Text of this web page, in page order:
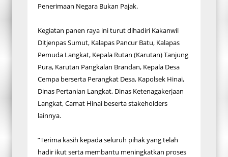
Penerimaan Negara Bukan Pajak.
Kegiatan panen raya ini turut dihadiri Kakanwil
Ditjenpas Sumut, Kalapas Pancur Batu, Kalapas
Pemuda Langkat, Kepala Rutan (Karutan) Tanjung
Pura, Karutan Pangkalan Brandan, Kepala Desa
Cempa berserta Perangkat Desa, Kapolsek Hinai,
Dinas Pertanian Langkat, Dinas Ketenagakerjaan
Langkat, Camat Hinai beserta stakeholders
lainnya.
”Terima kasih kepada seluruh pihak yang telah
hadir ikut serta membantu meningkatkan proses